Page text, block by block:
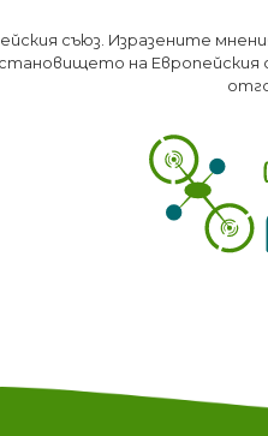
съюз. Изразените
на